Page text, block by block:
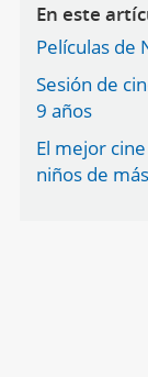
En este
Películas de
Sesión de
9 años
El mejor
niños de